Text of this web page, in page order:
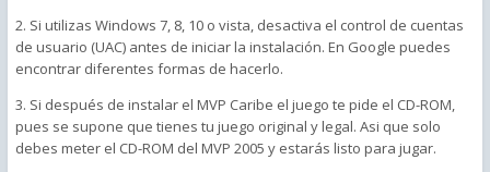
2. Si utilizas Windows 7, 8, 10 o vista, desactiva el control de cuentas
de usuario (UAC) antes de iniciar la instalación. En Google puedes
encontrar diferentes formas de hacerlo.
3. Si después de instalar el MVP Caribe el juego te pide el CD-ROM,
pues se supone que tienes tu juego original y legal. Asi que solo
debes meter el CD-ROM del MVP 2005 y estarás listo para jugar.